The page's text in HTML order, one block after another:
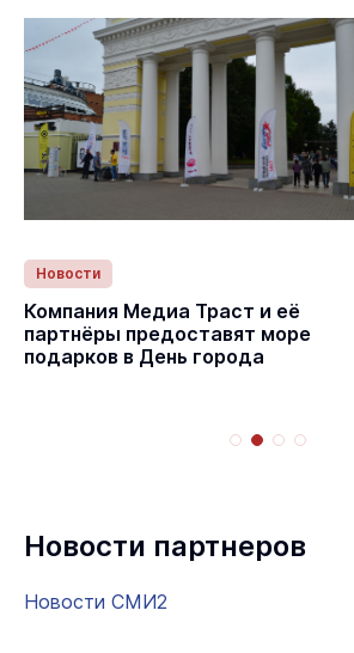
Новости
Компания Медиа Траст и её
партнёры предоставят море
подарков в День города
Новости партнеров
Новости СМИ2